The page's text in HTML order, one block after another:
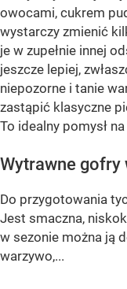
owocami, cukrem
wystarczy zmienić
je w zupełnie innej
jeszcze lepiej,
niepozorne i tanie
zastąpić klasyczne
To idealny pomysł
Wytrawne gofry
Do przygotowania
Jest smaczna,
w sezonie można ją
warzywo,...